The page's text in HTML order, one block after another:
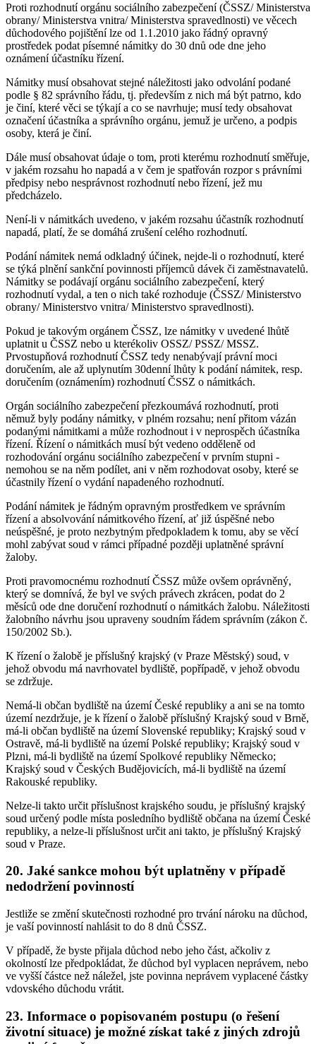
Proti rozhodnutí orgánu sociálního zabezpečení (ČSSZ/ Ministerstva
obrany/ Ministerstva vnitra/ Ministerstva spravedlnosti) ve věcech
důchodového pojištění lze od 1.1.2010 jako řádný opravný
prostředek podat písemné námitky do 30 dnů ode dne jeho
oznámení účastníku řízení.
Námitky musí obsahovat stejné náležitosti jako odvolání podané
podle § 82 správního řádu, tj. především z nich má být patrno, kdo
je činí, které věci se týkají a co se navrhuje; musí tedy obsahovat
označení účastníka a správního orgánu, jemuž je určeno, a podpis
osoby, která je činí.
Dále musí obsahovat údaje o tom, proti kterému rozhodnutí směřuje,
v jakém rozsahu ho napadá a v čem je spatřován rozpor s právními
předpisy nebo nesprávnost rozhodnutí nebo řízení, jež mu
předcházelo.
Není-li v námitkách uvedeno, v jakém rozsahu účastník rozhodnutí
napadá, platí, že se domáhá zrušení celého rozhodnutí.
Podání námitek nemá odkladný účinek, nejde-li o rozhodnutí, které
se týká plnění sankční povinnosti příjemců dávek či zaměstnavatelů.
Námitky se podávají orgánu sociálního zabezpečení, který
rozhodnutí vydal, a ten o nich také rozhoduje (ČSSZ/ Ministerstvo
obrany/ Ministerstvo vnitra/ Ministerstvo spravedlnosti).
Pokud je takovým orgánem ČSSZ, lze námitky v uvedené lhůtě
uplatnit u ČSSZ nebo u kterékoliv OSSZ/ PSSZ/ MSSZ.
Prvostupňová rozhodnutí ČSSZ tedy nenabývají právní moci
doručením, ale až uplynutím 30denní lhůty k podání námitek, resp.
doručením (oznámením) rozhodnutí ČSSZ o námitkách.
Orgán sociálního zabezpečení přezkoumává rozhodnutí, proti
němuž byly podány námitky, v plném rozsahu; není přitom vázán
podanými námitkami a může rozhodnout i v neprospěch účastníka
řízení. Řízení o námitkách musí být vedeno odděleně od
rozhodování orgánu sociálního zabezpečení v prvním stupni -
nemohou se na něm podílet, ani v něm rozhodovat osoby, které se
účastnily řízení o vydání napadeného rozhodnutí.
Podání námitek je řádným opravným prostředkem ve správním
řízení a absolvování námitkového řízení, ať již úspěšné nebo
neúspěšné, je proto nezbytným předpokladem k tomu, aby se věcí
mohl zabývat soud v rámci případné později uplatněné správní
žaloby.
Proti pravomocnému rozhodnutí ČSSZ může ovšem oprávněný,
který se domnívá, že byl ve svých právech zkrácen, podat do 2
měsíců ode dne doručení rozhodnutí o námitkách žalobu. Náležitosti
žalobního návrhu jsou upraveny soudním řádem správním (zákon č.
150/2002 Sb.).
K řízení o žalobě je příslušný krajský (v Praze Městský) soud, v
jehož obvodu má navrhovatel bydliště, popřípadě, v jehož obvodu
se zdržuje.
Nemá-li občan bydliště na území České republiky a ani se na tomto
území nezdržuje, je k řízení o žalobě příslušný Krajský soud v Brně,
má-li občan bydliště na území Slovenské republiky; Krajský soud v
Ostravě, má-li bydliště na území Polské republiky; Krajský soud v
Plzni, má-li bydliště na území Spolkové republiky Německo;
Krajský soud v Českých Budějovicích, má-li bydliště na území
Rakouské republiky.
Nelze-li takto určit příslušnost krajského soudu, je příslušný krajský
soud určený podle místa posledního bydliště občana na území České
republiky, a nelze-li příslušnost určit ani takto, je příslušný Krajský
soud v Praze.
20. Jaké sankce mohou být uplatněny v případě
nedodržení povinností
Jestliže se změní skutečnosti rozhodné pro trvání nároku na důchod,
je vaší povinností nahlásit to do 8 dnů ČSSZ.
V případě, že byste přijala důchod nebo jeho část, ačkoliv z
okolností lze předpokládat, že důchod byl vyplacen neprávem, nebo
ve vyšší částce než náležel, jste povinna neprávem vyplacené částky
vdovského důchodu vrátit.
23. Informace o popisovaném postupu (o řešení
životní situace) je možné získat také z jiných zdrojů